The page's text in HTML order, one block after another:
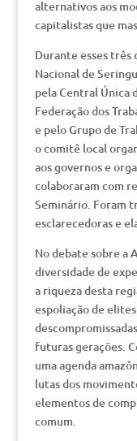
alternativos aos
capitalistas que
Durante esses três
Nacional de
pela Central Única
Federação dos
e pelo Grupo de
o comitê local
aos governos e
colaboraram com
Seminário. Foram
esclarecedoras e
No debate sobre a
diversidade de
a riqueza desta
espoliação de
futuras gerações.
uma agenda
lutas dos
elementos de
comum.